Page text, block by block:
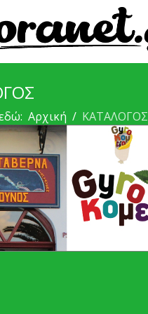
Αρχική ΚΑΤΑΛΟΓΟΣ